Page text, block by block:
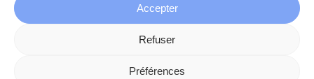
Accepter
Refuser
Préférences
Nascht • Tous droits réservés |